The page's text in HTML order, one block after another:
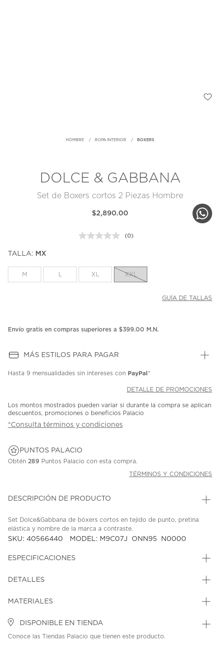
HOMBRE ROPA INTERIOR BOXERS
DOLCE & GABBANA
Set de Boxers cortos 2 Piezas Hombre
$2,890.00
Sin
la
misma
(0)
TALLA: MX
M XL XXL
GUÍA DE TALLAS
Envío gratis en compras superiores a $399.00 M.N.
MÁS ESTILOS PARA PAGAR
Hasta 9 mensualidades sin intereses con PayPal*
DETALLE DE PROMOCIONES
Los montos mostrados pueden variar si durante la compra se aplican
descuentos, promociones o beneficios Palacio
*Consulta términos y condiciones
PUNTOS PALACIO
Obtén 289 Puntos Palacio con esta compra.
TÉRMINOS Y CONDICIONES
DESCRIPCIÓN DE PRODUCTO
Set Dolce&Gabbana de bóxers cortos en tejido de punto, pretina
elástica y nombre de la marca a contraste.
SKU: 40566440 MODEL: M9C07J_ONN95_N0000
ESPECIFICACIONES
DETALLES
MATERIALES
DISPONIBLE EN TIENDA
Conoce las Tiendas Palacio que tienen este producto.